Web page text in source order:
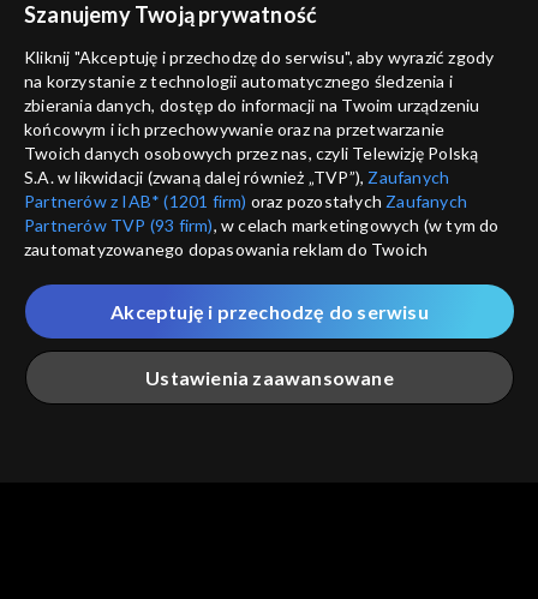
ANULUJ
informacje o dostawcy usług
Szanujemy Twoją prywatność
Kliknij "Akceptuję i przechodzę do serwisu", aby wyrazić zgody
na korzystanie z technologii automatycznego śledzenia i
zbierania danych, dostęp do informacji na Twoim urządzeniu
końcowym i ich przechowywanie oraz na przetwarzanie
Twoich danych osobowych przez nas, czyli Telewizję Polską
S.A. w likwidacji (zwaną dalej również „TVP”), Zaufanych
Partnerów z IAB* (1201 firm) oraz pozostałych Zaufanych
Partnerów TVP (93 firm), w celach marketingowych (w tym do
zautomatyzowanego dopasowania reklam do Twoich
które wskazujemy poniżej, a także zgody na udostępnianie
przez nas identyfikatora PPID do Google.
Twoje dane osobowe zbierane podczas odwiedzania przez
Ciebie naszych
poszczególnych serwisówzwanych dalej
„Portalem”, w tym informacje zapisywane za pomocą
Ustawienia zaawansowane
Akceptuję i przechodzę do serwisu